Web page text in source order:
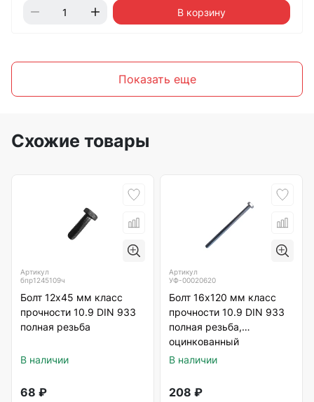
В корзину
Показать еще
Схожие товары
Артикул
бпр1245109ч
Болт 12х45 мм класс
прочности 10.9 DIN 933
полная резьба
В наличии
68 ₽
Артикул
УФ-00020620
Болт 16х120 мм класс
прочности 10.9 DIN 933
полная резьба,
оцинкованный
В наличии
208 ₽